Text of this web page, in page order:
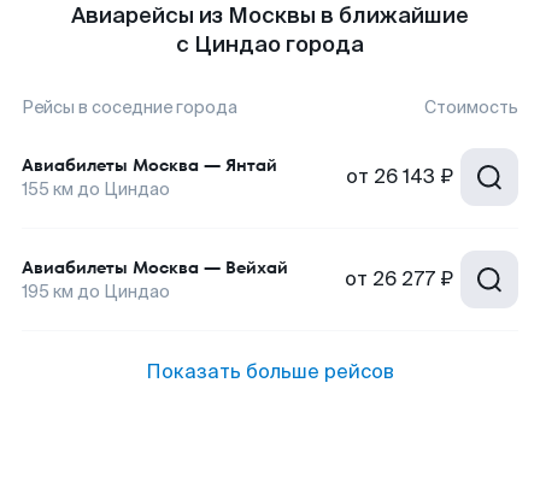
Авиарейсы из Москвы в ближайшие
с Циндао города
Рейсы в соседние города Стоимость
Авиабилеты Москва — Янтай
155 км до Циндао от 26 143 ₽
Авиабилеты Москва — Вейхай
195 км до Циндао от 26 277 ₽
Показать больше рейсов